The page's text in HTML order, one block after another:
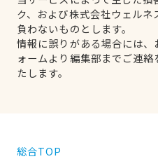
ク、および株式会社ウェル
負わないものとします。
情報に誤りがある場合には
ォームより編集部までご連
たします。
総合TOP